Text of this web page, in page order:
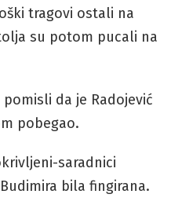
tragovi ostali na
su potom pucali na
da je Radojević
pobegao.
saradnici
bila fingirana.